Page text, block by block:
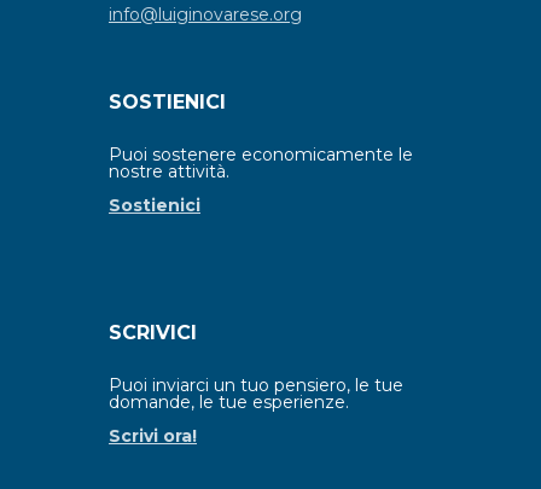
info@luiginovarese.org
SOSTIENICI
Puoi sostenere economicamente le
nostre attività.
Sostienici
SCRIVICI
Puoi inviarci un tuo pensiero, le tue
domande, le tue esperienze.
Scrivi ora!